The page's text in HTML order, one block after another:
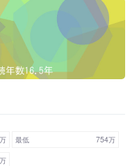
最低
754万